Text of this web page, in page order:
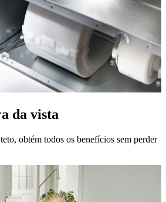
da vista
obtém todos os benefícios sem perder